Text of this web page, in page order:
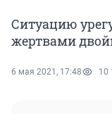
Ситуацию
жертвами
6 мая 2021, 17:48 10